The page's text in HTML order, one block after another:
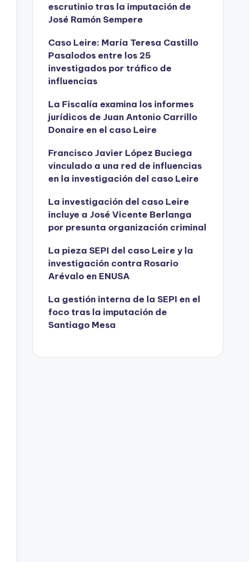
escrutinio tras la imputación de
José Ramón Sempere
Caso Leire: María Teresa Castillo
Pasalodos entre los 25
investigados por tráfico de
influencias
La Fiscalía examina los informes
jurídicos de Juan Antonio Carrillo
Donaire en el caso Leire
Francisco Javier López Buciega
vinculado a una red de influencias
en la investigación del caso Leire
La investigación del caso Leire
incluye a José Vicente Berlanga
por presunta organización criminal
La pieza SEPI del caso Leire y la
investigación contra Rosario
Arévalo en ENUSA
La gestión interna de la SEPI en el
foco tras la imputación de
Santiago Mesa